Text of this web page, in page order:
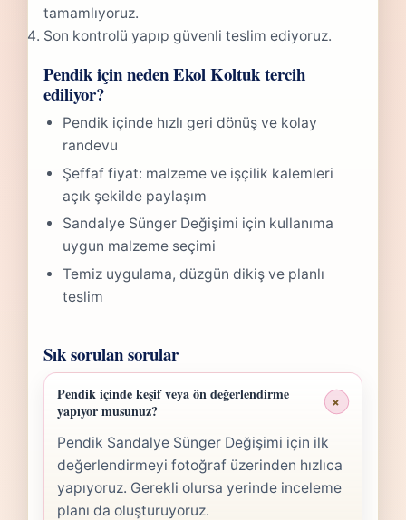
tamamlıyoruz.
Son kontrolü yapıp güvenli teslim ediyoruz.
Pendik için neden Ekol Koltuk tercih
ediliyor?
Pendik içinde hızlı geri dönüş ve kolay
randevu
Şeffaf fiyat: malzeme ve işçilik kalemleri
açık şekilde paylaşım
Sandalye Sünger Değişimi için kullanıma
uygun malzeme seçimi
Temiz uygulama, düzgün dikiş ve planlı
teslim
Sık sorulan sorular
Pendik içinde keşif veya ön değerlendirme
yapıyor musunuz?
+
Pendik Sandalye Sünger Değişimi için ilk
değerlendirmeyi fotoğraf üzerinden hızlıca
yapıyoruz. Gerekli olursa yerinde inceleme
planı da oluşturuyoruz.